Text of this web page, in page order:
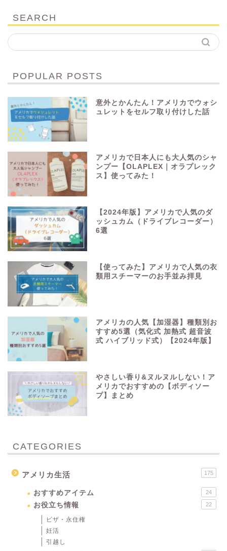
SEARCH
POPULAR POSTS
意外とかんたん！アメリカでウォシ
ュレットをセルフ取り付けした話
アメリカで日本人にも大人気のシャ
ンプー【OLAPLEX｜オラプレック
ス】使ってみた！
【2024年版】アメリカで人気のダ
ッシュカム（ドライブレコーダー）
6選
【使ってみた】アメリカで人気の衣
類用スチーマーのお手並み拝見
アメリカの人気【加湿器】種類別お
すすめ5選（気化式 加熱式 超音波
式 ハイブリッド式）【2024年版】
やさしい香り&ヌルヌルしない！ア
メリカでおすすめの【ボディソー
プ】まとめ
CATEGORIES
アメリカ生活 175
おすすめアイテム 24
お役立ち情報 22
ビザ・永住権
妊活
引越し